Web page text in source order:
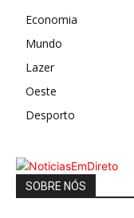
Economia
Mundo
Lazer
Oeste
Desporto
SOBRE NÓS